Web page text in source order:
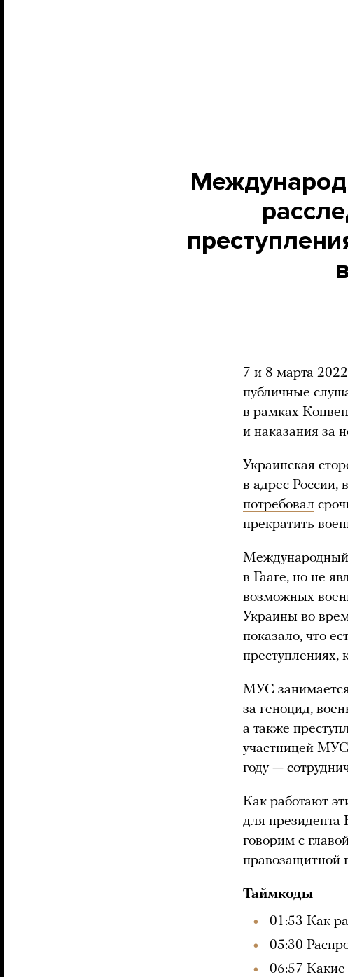
7 и 8 марта
публичные
в рамках
и наказания за
Украинская
в адрес России,
потребовал
прекратить
Международный
в Гааге, но не
возможных
Украины во
показало, что
МУС
за геноцид,
а также
участницей
году —
Как работают
для президента
говорим с
правозащитной
Таймкоды
01:53 Как
05:30
06:57